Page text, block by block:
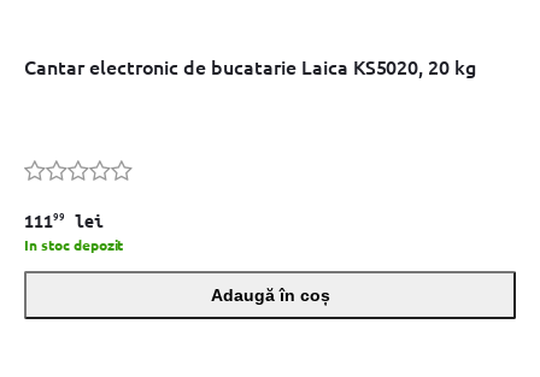
Cantar electronic de bucatarie Laica KS5020, 20 kg
11199 lei
In stoc depozit
Adaugă în coș